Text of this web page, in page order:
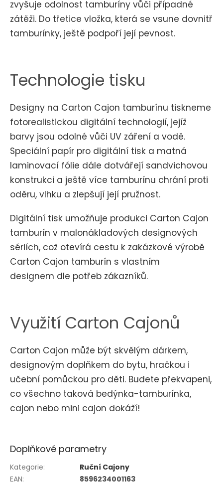
zvyšuje odolnost tamburíny vůči případné
zátěži. Do třetice vložka, která se vsune dovnitř
tamburínky, ještě podpoří její pevnost.
Technologie tisku
Designy na Carton Cajon tamburínu tiskneme
fotorealistickou digitální technologií, jejíž
barvy jsou odolné vůči UV záření a vodě.
Speciální papír pro digitální tisk a matná
laminovací fólie dále dotvářejí sandvichovou
konstrukci a ještě více tamburínu chrání proti
oděru, vlhku a zlepšují její pružnost.
Digitální tisk umožňuje produkci Carton Cajon
tamburín v malonákladových designových
sériích, což otevírá cestu k zakázkové výrobě
Carton Cajon tamburín s vlastním
designem dle potřeb zákazníků.
Využití Carton Cajonů
Carton Cajon může být skvělým dárkem,
designovým doplňkem do bytu, hračkou i
učební pomůckou pro děti. Budete překvapeni,
co všechno taková bedýnka-tamburínka,
cajon nebo mini cajon dokáží!
Doplňkové parametry
Kategorie:
Ruční Cajony
EAN:
8596234001163